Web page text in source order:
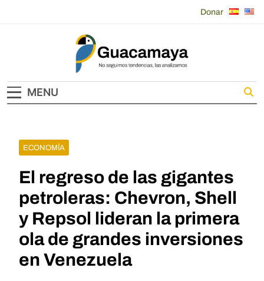
Donar
Guacamaya
MENU
ECONOMÍA
El regreso de las gigantes
petroleras: Chevron, Shell
y Repsol lideran la primera
ola de grandes inversiones
en Venezuela